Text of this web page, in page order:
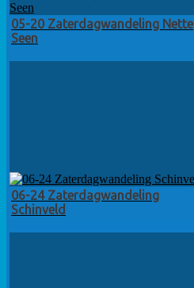
05-20 Zaterdagwandeling Nette
Seen
06-24 Zaterdagwandeling
Schinveld